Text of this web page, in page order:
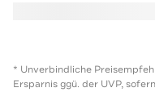
* Unverbindliche
Ersparnis ggü. der UVP,